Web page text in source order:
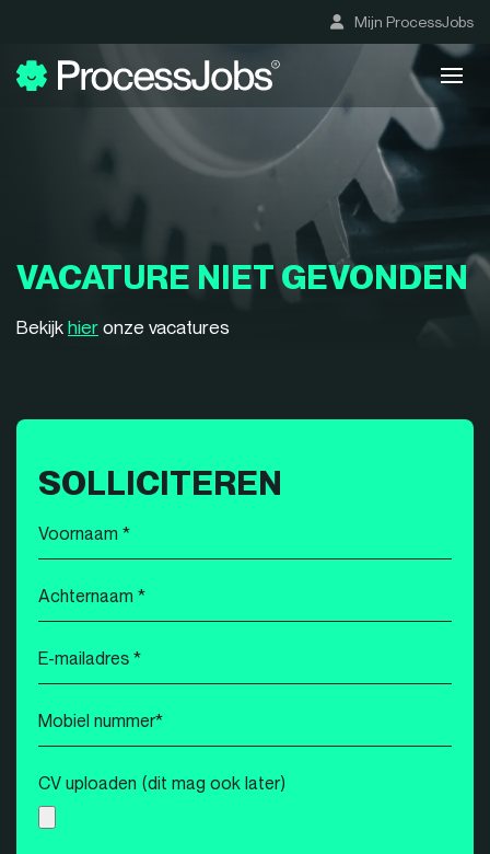
Mijn ProcessJobs
VACATURE NIET GEVONDEN
Bekijk hier onze vacatures
SOLLICITEREN
Voornaam
*
Achternaam
*
E-
mailadres
*
Mobiel
nummer
*
CV uploaden (dit mag ook later)